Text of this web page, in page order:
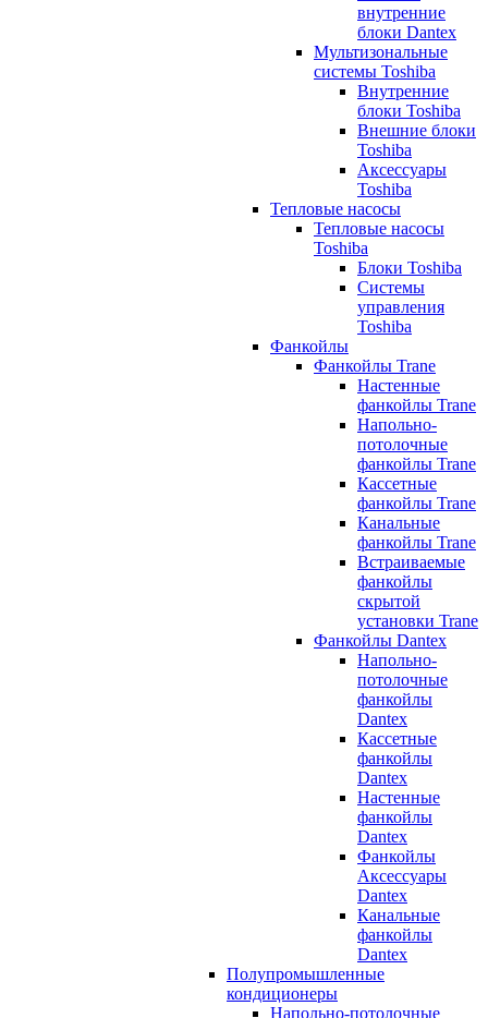
внутренние
блоки Dantex
Мультизональные
системы Toshiba
Внутренние
блоки Toshiba
Внешние блоки
Toshiba
Аксессуары
Toshiba
Тепловые насосы
Тепловые насосы
Toshiba
Блоки Toshiba
Системы
управления
Toshiba
Фанкойлы
Фанкойлы Trane
Настенные
фанкойлы Trane
Напольно-
потолочные
фанкойлы Trane
Кассетные
фанкойлы Trane
Канальные
фанкойлы Trane
Встраиваемые
фанкойлы
скрытой
установки Trane
Фанкойлы Dantex
Напольно-
потолочные
фанкойлы
Dantex
Кассетные
фанкойлы
Dantex
Настенные
фанкойлы
Dantex
Фанкойлы
Аксессуары
Dantex
Канальные
фанкойлы
Dantex
Полупромышленные
кондиционеры
Напольно-потолочные